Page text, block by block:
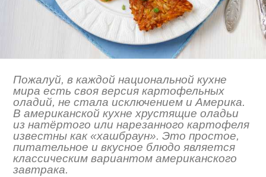
Пожалуй, в каждой национальной кухне
мира есть своя версия картофельных
оладий, не стала исключением и Америка.
В американской кухне хрустящие оладьи
из натёртого или нарезанного картофеля
известны как «хашбраун». Это простое,
питательное и вкусное блюдо является
классическим вариантом американского
завтрака.